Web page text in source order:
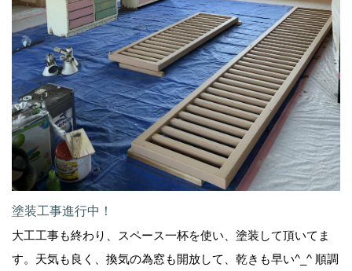
塗装工事進行中！
大工工事も終わり、スペース一杯を使い、塗装して頂いてま
す。天気も良く、換気の為窓も開放して、乾きも早い^_^ 順調